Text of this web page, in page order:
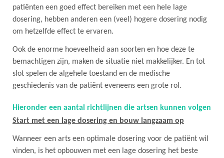
patiënten een goed effect bereiken met een hele lage
dosering, hebben anderen een (veel) hogere dosering nodig
om hetzelfde effect te ervaren.
Ook de enorme hoeveelheid aan soorten en hoe deze te
bemachtigen zijn, maken de situatie niet makkelijker. En tot
slot spelen de algehele toestand en de medische
geschiedenis van de patiënt eveneens een grote rol.
Hieronder een aantal richtlijnen die artsen kunnen volgen
Start met een lage dosering en bouw langzaam op
Wanneer een arts een optimale dosering voor de patiënt wil
vinden, is het opbouwen met een lage dosering het beste